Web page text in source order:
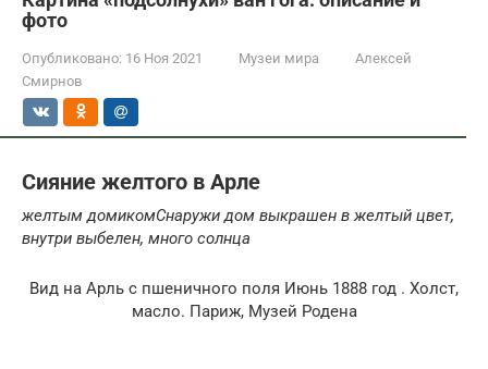
фото
Опубликовано: 16 Ноя 2021 Музеи мира
Алексей
Смирнов
Сияние желтого в Арле
желтым домикомСнаружи дом выкрашен в желтый цвет,
внутри выбелен, много солнца
Вид на Арль с пшеничного поля Июнь 1888 год . Холст,
масло. Париж, Музей Родена